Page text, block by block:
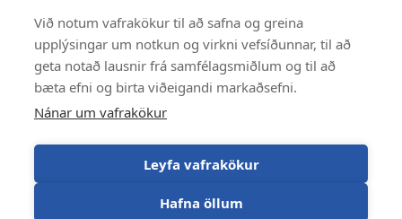
Við notum vafrakökur til að safna og greina
upplýsingar um notkun og virkni vefsíðunnar, til að
geta notað lausnir frá samfélagsmiðlum og til að
bæta efni og birta viðeigandi markaðsefni.
Nánar um vafrakökur
Leyfa vafrakökur
Hafna öllum
Strætisvagnar:
Númer 11 stansar við Háaleitisbraut.
Númer 2, 5, 15 og 17 stansa við Suðurlandsbraut.